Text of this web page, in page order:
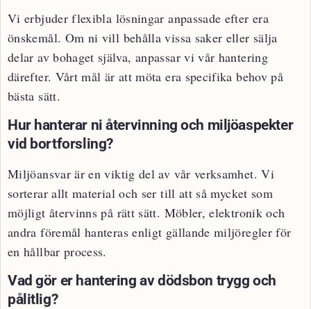
Vi erbjuder flexibla lösningar anpassade efter era
önskemål. Om ni vill behålla vissa saker eller sälja
delar av bohaget själva, anpassar vi vår hantering
därefter. Vårt mål är att möta era specifika behov på
bästa sätt.
Hur hanterar ni återvinning och miljöaspekter
vid bortforsling?
Miljöansvar är en viktig del av vår verksamhet. Vi
sorterar allt material och ser till att så mycket som
möjligt återvinns på rätt sätt. Möbler, elektronik och
andra föremål hanteras enligt gällande miljöregler för
en hållbar process.
Vad gör er hantering av dödsbon trygg och
pålitlig?